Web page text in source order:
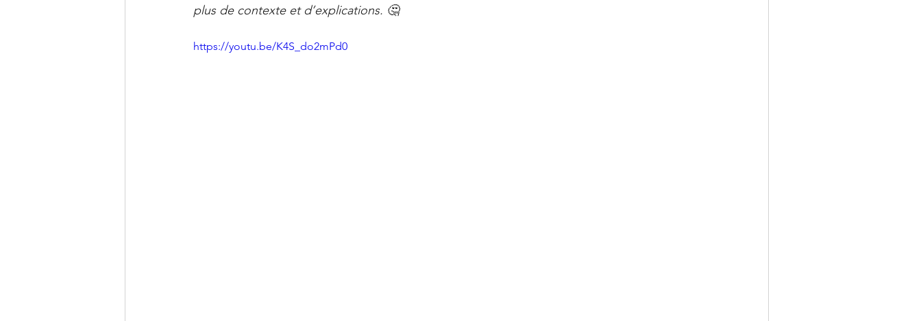
plus de contexte et d’explications. 🤔
https://youtu.be/K4S_do2mPd0